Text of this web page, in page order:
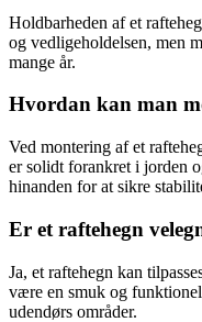
Holdbarheden af et
og vedligeholdelsen, men
mange år.
Hvordan kan man
Ved montering af et
er solidt forankret i jorden
hinanden for at sikre
Er et raftehegn
Ja, et raftehegn kan
være en smuk og
udendørs områder.